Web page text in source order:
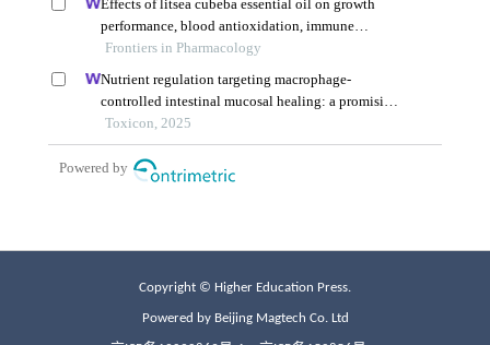
Copyright © Higher Education Press.
Powered by Beijing Magtech Co. Ltd